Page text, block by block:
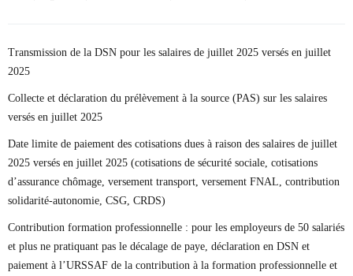
Transmission de la DSN pour les salaires de juillet 2025 versés en juillet
2025
Collecte et déclaration du prélèvement à la source (PAS) sur les salaires
versés en juillet 2025
Date limite de paiement des cotisations dues à raison des salaires de juillet
2025 versés en juillet 2025 (cotisations de sécurité sociale, cotisations
d’assurance chômage, versement transport, versement FNAL, contribution
solidarité-autonomie, CSG, CRDS)
Contribution formation professionnelle : pour les employeurs de 50 salariés
et plus ne pratiquant pas le décalage de paye, déclaration en DSN et
paiement à l’URSSAF de la contribution à la formation professionnelle et